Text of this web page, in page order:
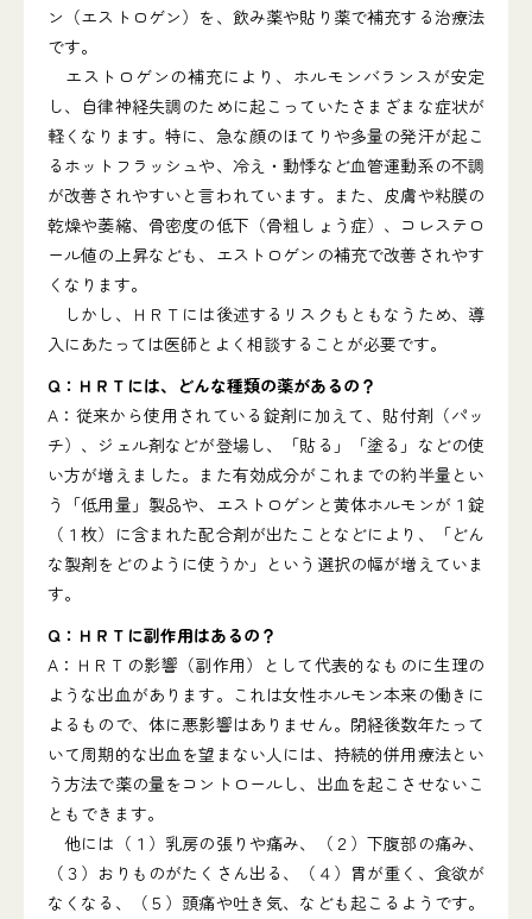
ン（エストロゲン）を、飲み薬や貼り薬で補充する治療法
です。
エストロゲンの補充により、ホルモンバランスが安定
し、自律神経失調のために起こっていたさまざまな症状が
軽くなります。特に、急な顔のほてりや多量の発汗が起こ
るホットフラッシュや、冷え・動悸など血管運動系の不調
が改善されやすいと言われています。また、皮膚や粘膜の
乾燥や萎縮、骨密度の低下（骨粗しょう症）、コレステロ
ール値の上昇なども、エストロゲンの補充で改善されやす
くなります。
しかし、ＨＲＴには後述するリスクもともなうため、導
入にあたっては医師とよく相談することが必要です。
Q：ＨＲＴには、どんな種類の薬があるの？
A：従来から使用されている錠剤に加えて、貼付剤（パッ
チ）、ジェル剤などが登場し、「貼る」「塗る」などの使
い方が増えました。また有効成分がこれまでの約半量とい
う「低用量」製品や、エストロゲンと黄体ホルモンが１錠
（１枚）に含まれた配合剤が出たことなどにより、「どん
な製剤をどのように使うか」という選択の幅が増えていま
す。
Q：ＨＲＴに副作用はあるの？
A：ＨＲＴの影響（副作用）として代表的なものに生理の
ような出血があります。これは女性ホルモン本来の働きに
よるもので、体に悪影響はありません。閉経後数年たって
いて周期的な出血を望まない人には、持続的併用療法とい
う方法で薬の量をコントロールし、出血を起こさせないこ
ともできます。
他には（１）乳房の張りや痛み、（２）下腹部の痛み、
（３）おりものがたくさん出る、（４）胃が重く、食欲が
なくなる、（５）頭痛や吐き気、なども起こるようです。